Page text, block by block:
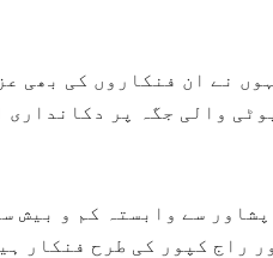
نے ان فنکاروں کی بھی
والی جگہ پر
پشاور سے وابستہ کم و بیش
راج کپور کی طرح فنکار